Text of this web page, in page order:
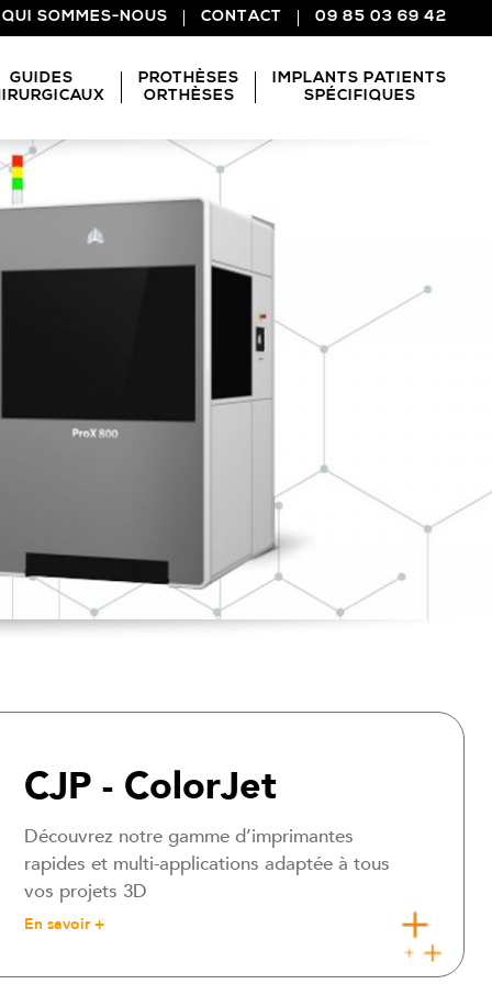
QUI SOMMES-NOUS CONTACT 09 85 03 69 42
GUIDES
PROTHÈSES
ORTHÈSES
IMPLANTS PATIENTS
SPÉCIFIQUES
CJP - ColorJet
Découvrez notre gamme d’imprimantes
rapides et multi-applications adaptée à tous
vos projets 3D
En savoir +